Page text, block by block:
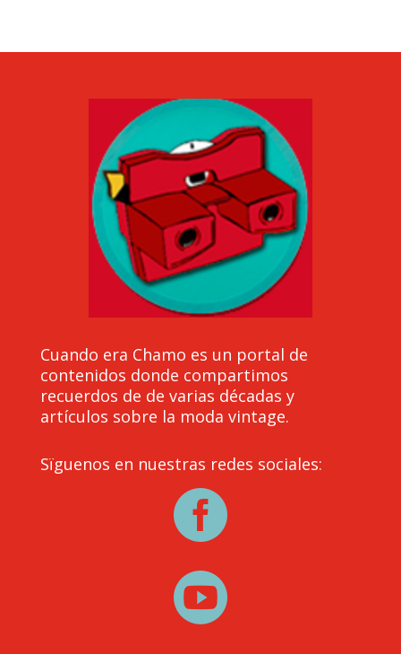
Cuando era Chamo es un portal de
contenidos donde compartimos
recuerdos de de varias décadas y
artículos sobre la moda vintage.
Sïguenos en nuestras redes sociales:

